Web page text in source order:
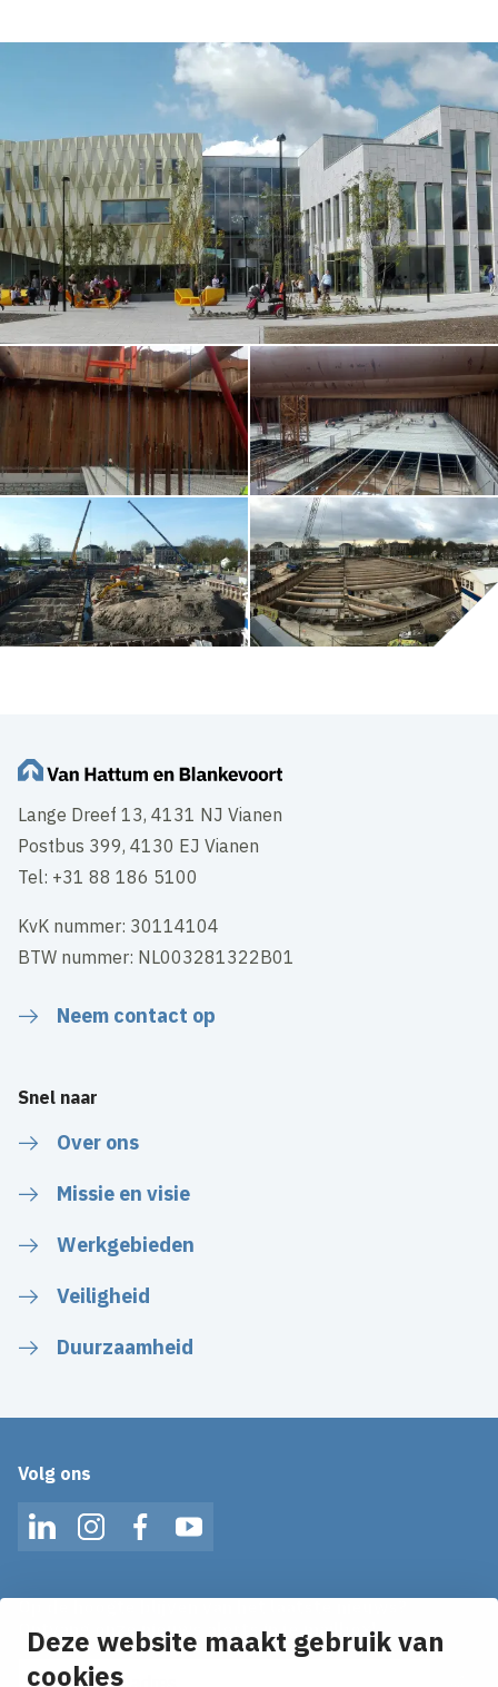
Deze website maakt gebruik van
cookies
Lange Dreef 13, 4131 NJ Vianen
Postbus 399, 4130 EJ Vianen
Tel: +31 88 186 5100
KvK nummer: 30114104
BTW nummer: NL003281322B01
Neem contact op
Snel naar
Over ons
Missie en visie
Werkgebieden
Veiligheid
Duurzaamheid
Volg ons
LinkedInInstagramFacebookYouTube
Ontvang onze nieuws alerts in je mailbox!
E-mailadres